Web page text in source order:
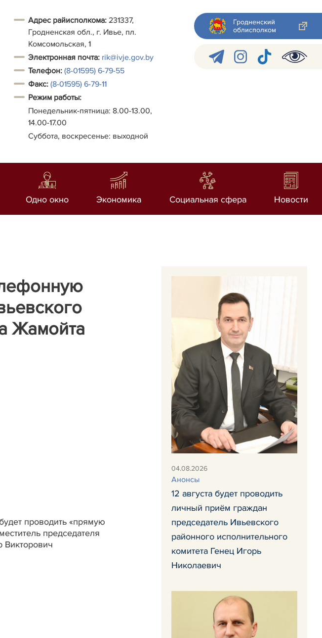
Адрес райисполкома: 231337,
Гродненская обл., г. Ивье, пл.
Комсомольская, 1
Электронная почта: rik@ivje.gov.by
Телефон: (8-01595) 6-79-55
Факс: (8-01595) 6-79-11
Режим работы:
Понедельник-пятница: 8.00-13.00,
14.00-17.00
Суббота, воскресенье: выходной
Гродненский
облисполком
Одно окно Экономика Социальная сфера Новости
Жамойта
проводить «прямую
председателя
Викторович
04.08.2026
Анонсы
12 августа будет проводить
личный приём граждан
председатель Ивьевского
районного исполнительного
комитета Генец Игорь
Николаевич